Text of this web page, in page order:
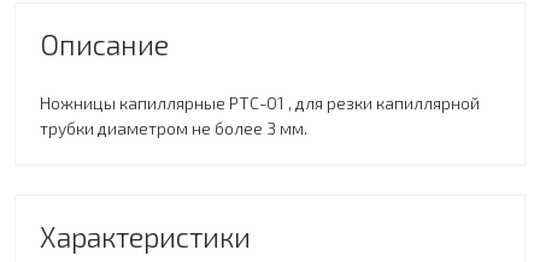
Описание
Ножницы капиллярные PTC-01 , для резки капиллярной
трубки диаметром не более 3 мм.
Характеристики